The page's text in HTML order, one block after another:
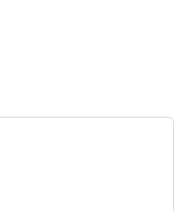
or contact your local Cat